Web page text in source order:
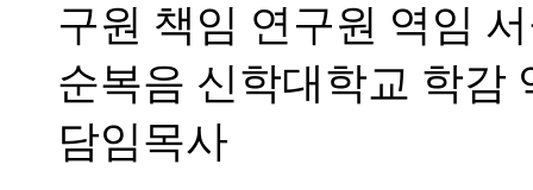
구원 책임 연구원 역임
순복음 신학대학교 학감
담임목사